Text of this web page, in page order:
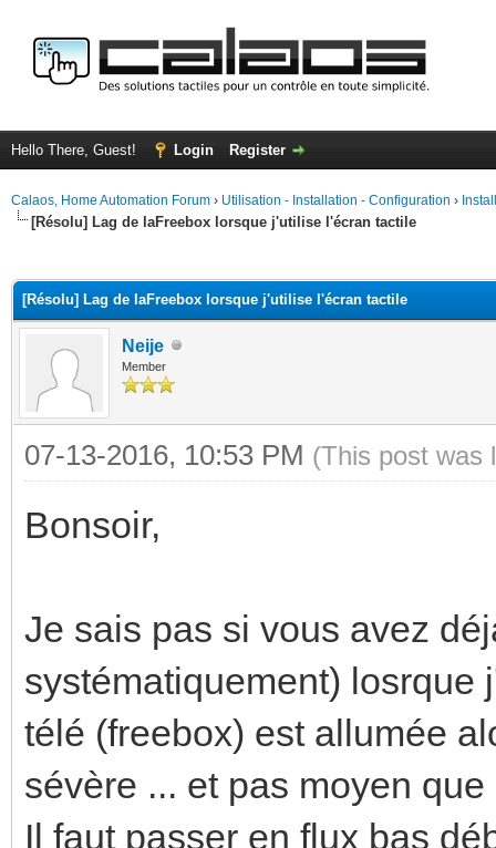
Hello There, Guest! Login Register
Calaos, Home Automation Forum › Utilisation - Installation - Configuration ›
[Résolu] Lag de laFreebox lorsque j'utilise l'écran tactile
[Résolu] Lag de laFreebox lorsque j'utilise l'écran tactile
Neije
Member
07-13-2016, 10:53 PM (This post was
Bonsoir,
Je sais pas si vous avez
systématiquement) losrque
télé (freebox) est allumée
sévère ... et pas moyen
Il faut passer en flux bas